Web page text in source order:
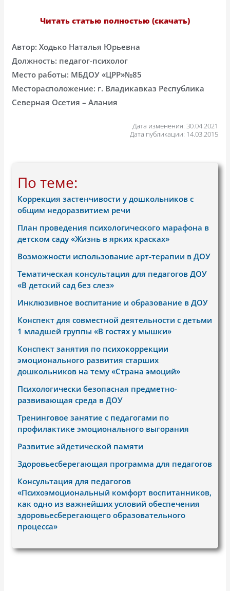
Читать статью полностью (скачать)
Автор: Ходько Наталья Юрьевна
Должность: педагог-психолог
Место работы: МБДОУ «ЦРР»№85
Месторасположение: г. Владикавказ Республика
Северная Осетия – Алания
Дата изменения: 30.04.2021
Дата публикации: 14.03.2015
По теме:
Коррекция застенчивости у дошкольников с
общим недоразвитием речи
План проведения психологического марафона в
детском саду «Жизнь в ярких красках»
Возможности использование арт-терапии в ДОУ
Тематическая консультация для педагогов ДОУ
«В детский сад без слез»
Инклюзивное воспитание и образование в ДОУ
Конспект для совместной деятельности с детьми
1 младшей группы «В гостях у мышки»
Конспект занятия по психокоррекции
эмоционального развития старших
дошкольников на тему «Страна эмоций»
Психологически безопасная предметно-
развивающая среда в ДОУ
Тренинговое занятие с педагогами по
профилактике эмоционального выгорания
Развитие эйдетической памяти
Здоровьесберегающая программа для педагогов
Консультация для педагогов
«Психоэмоциональный комфорт воспитанников,
как одно из важнейших условий обеспечения
здоровьесберегающего образовательного
процесса»